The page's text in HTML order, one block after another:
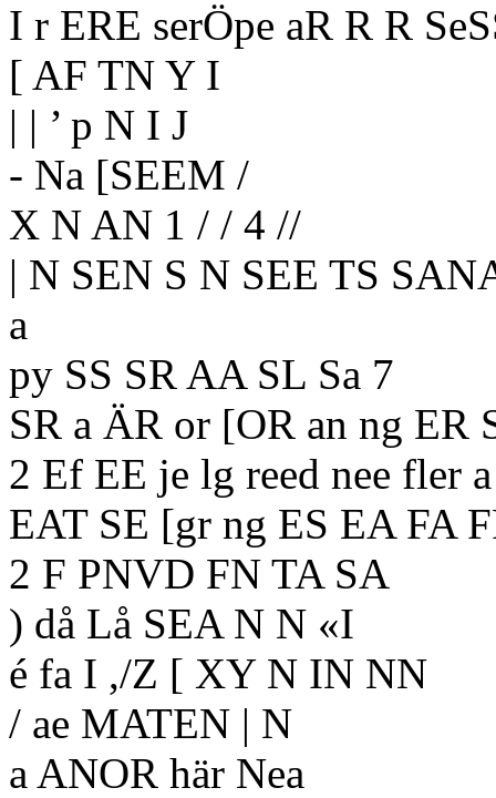
I r ERE serÖpe aR R R
[ AF TN Y I
| | ’ p N I J
- Na [SEEM /
X N AN 1 / / 4 //
| N SEN S N SEE TS
a
py SS SR AA SL Sa 7
SR a ÄR or [OR an ng ER
2 Ef EE je lg reed nee fler
EAT SE [gr ng ES EA FA
2 F PNVD FN TA SA
) då Lå SEA N N «I
é fa I ,/Z [ XY N IN NN
/ ae MATEN | N
a ANOR här Nea